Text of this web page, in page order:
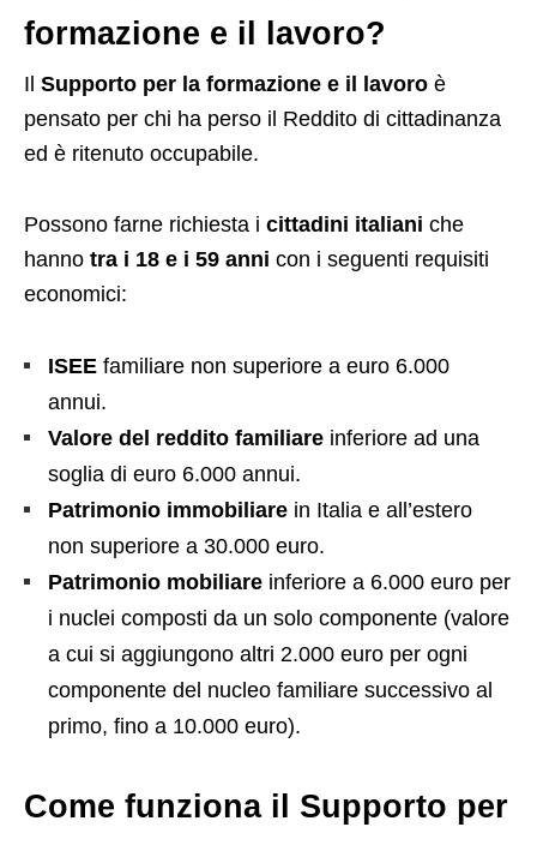
formazione e il lavoro?
Il Supporto per la formazione e il lavoro è
pensato per chi ha perso il Reddito di cittadinanza
ed è ritenuto occupabile.
Possono farne richiesta i cittadini italiani che
hanno tra i 18 e i 59 anni con i seguenti requisiti
economici:
ISEE familiare non superiore a euro 6.000
annui.
Valore del reddito familiare inferiore ad una
soglia di euro 6.000 annui.
Patrimonio immobiliare in Italia e all’estero
non superiore a 30.000 euro.
Patrimonio mobiliare inferiore a 6.000 euro per
i nuclei composti da un solo componente (valore
a cui si aggiungono altri 2.000 euro per ogni
componente del nucleo familiare successivo al
primo, fino a 10.000 euro).
Come funziona il Supporto per